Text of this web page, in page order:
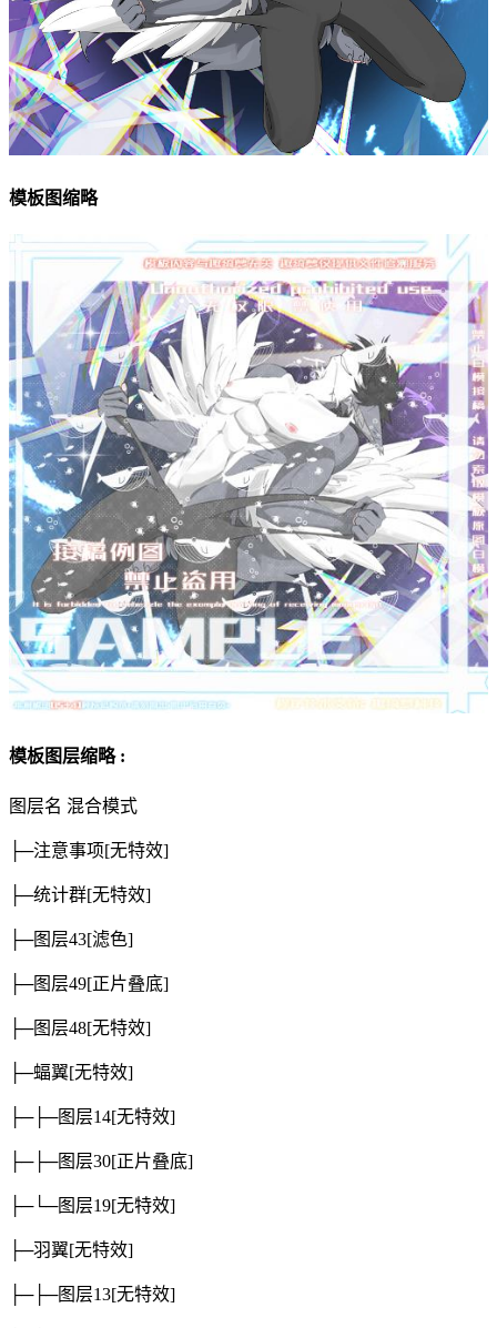
模板图缩略
模板图层缩略 :
图层名 混合模式
├─注意事项[无特效]
├─统计群[无特效]
├─图层43[滤色]
├─图层49[正片叠底]
├─图层48[无特效]
├─蝠翼[无特效]
├─├─图层14[无特效]
├─├─图层30[正片叠底]
├─└─图层19[无特效]
├─羽翼[无特效]
├─├─图层13[无特效]